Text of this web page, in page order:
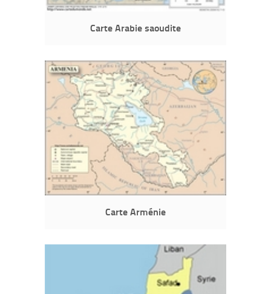
Carte Arabie saoudite
Carte Arménie